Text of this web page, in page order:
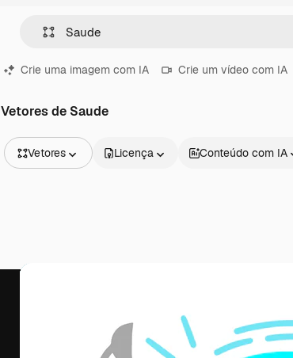
Crie uma imagem com IA Crie um vídeo com IA
Vetores de Saude
Vetores
Vídeos
Licença Conteúdo com IA